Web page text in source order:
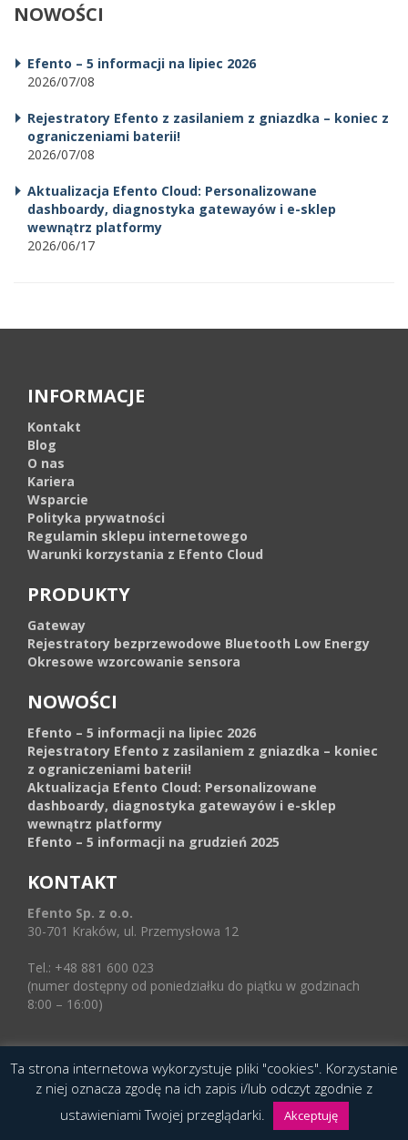
NOWOŚCI
Efento – 5 informacji na lipiec 2026
2026/07/08
Rejestratory Efento z zasilaniem z gniazdka – koniec z
ograniczeniami baterii!
2026/07/08
Aktualizacja Efento Cloud: Personalizowane
dashboardy, diagnostyka gatewayów i e-sklep
wewnątrz platformy
2026/06/17
INFORMACJE
Kontakt
Blog
O nas
Kariera
Wsparcie
Polityka prywatności
Regulamin sklepu internetowego
Warunki korzystania z Efento Cloud
PRODUKTY
Gateway
Rejestratory bezprzewodowe Bluetooth Low Energy
Okresowe wzorcowanie sensora
NOWOŚCI
Efento – 5 informacji na lipiec 2026
Rejestratory Efento z zasilaniem z gniazdka – koniec
z ograniczeniami baterii!
Aktualizacja Efento Cloud: Personalizowane
dashboardy, diagnostyka gatewayów i e-sklep
wewnątrz platformy
Efento – 5 informacji na grudzień 2025
KONTAKT
Efento Sp. z o.o.
30-701 Kraków, ul. Przemysłowa 12
Tel.: +48 881 600 023
(numer dostępny od poniedziałku do piątku w godzinach
8:00 – 16:00)
© 2016 Copyright by Efento. All rights reserved.
Projekt i wykonanieAgencja Interaktywna
Epoka (e-poka.com).
Ta strona internetowa wykorzystuje pliki "cookies". Korzystanie
z niej oznacza zgodę na ich zapis i/lub odczyt zgodnie z
ustawieniami Twojej przeglądarki.
Akceptuję